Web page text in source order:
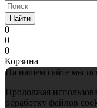
Найти
0
0
0
Корзина
На нашем сайте мы
Продолжая
обработку файлов